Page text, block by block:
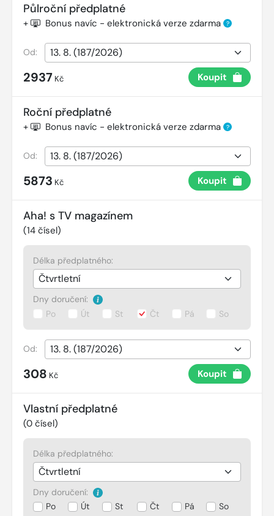
Půlroční předplatné
+ Bonus navíc - elektronická verze zdarma ?
Od:
2937 Kč Koupit
Roční předplatné
+ Bonus navíc - elektronická verze zdarma ?
Od:
5873 Kč Koupit
Aha! s TV magazínem
(14 čísel)
Délka předplatného:
Dny doručení:
Po
Út St Čt Pá So
Od:
308 Kč Koupit
Vlastní předplatné
(0 čísel)
Délka předplatného:
Dny doručení:
Po
Út St Čt Pá So